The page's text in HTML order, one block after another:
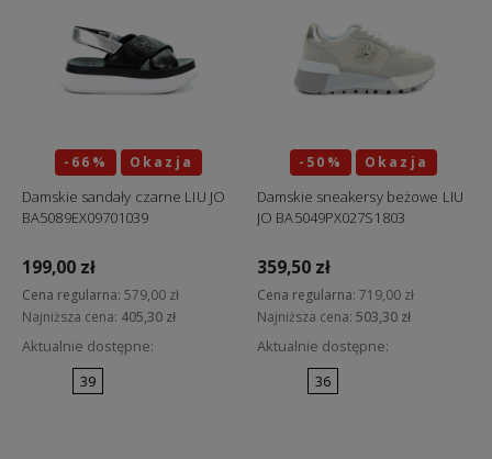
-66% Okazja
Damskie sandały czarne LIU JO
BA5089EX09701039
199,00 zł
Cena regularna: 579,00 zł
Najniższa cena: 405,30 zł
Aktualnie dostępne:
39
-50% Okazja
Damskie sneakersy beżowe LIU
JO BA5049PX027S1803
359,50 zł
Cena regularna: 719,00 zł
Najniższa cena: 503,30 zł
Aktualnie dostępne:
36